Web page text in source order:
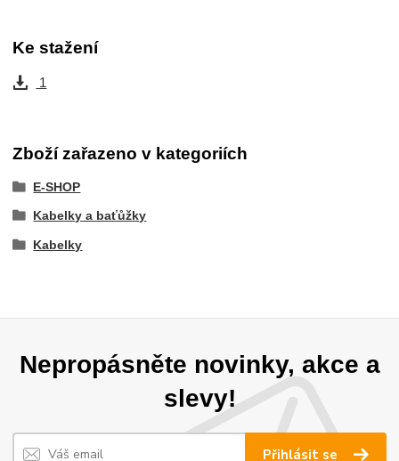
Ke stažení
1
Zboží zařazeno v kategoriích
E-SHOP
Kabelky a baťůžky
Kabelky
Nepropásněte novinky, akce a
slevy!
Přihlásit se